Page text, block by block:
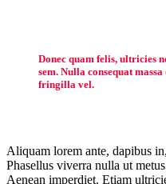
Donec quam felis, ultricies
sem. Nulla consequat
fringilla vel.
Aliquam lorem ante, dapibus
Phasellus viverra nulla ut
Aenean imperdiet. Etiam